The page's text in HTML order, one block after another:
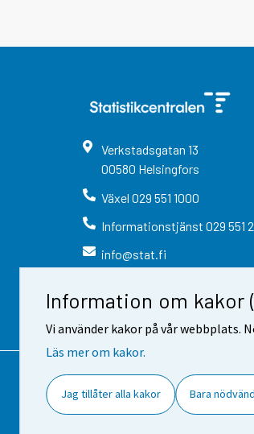
Information om kakor
Vi använder kakor på vår webbplats.
Läs mer om kakor.
Jag tillåter alla kakor Bara
Verkstadsgatan 13
00580 Helsingfors
Växel 029 551 1000
Informationstjänst 029 551
info@stat.fi